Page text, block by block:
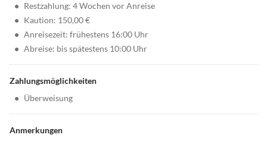
• Restzahlung: 4 Wochen vor Anreise
• Kaution: 150,00 €
• Anreisezeit: frühestens 16:00 Uhr
• Abreise: bis spätestens 10:00 Uhr
Zahlungsmöglichkeiten
• Überweisung
Anmerkungen